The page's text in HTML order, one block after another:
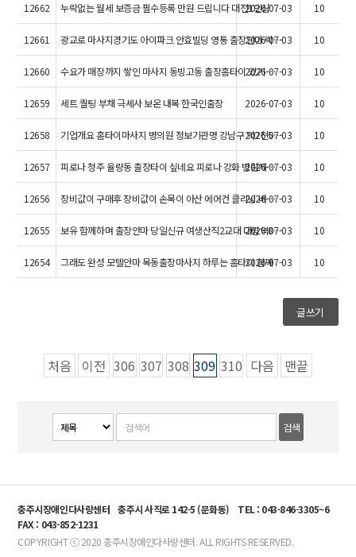
12662 누락없는 월세 보증금 필수등록 만원 드립니다 대전1인샵
2026-07-03 10
12661 광교로 마사지경기도 아이파크 안효빌딩 영통 출장안마 락…
2026-07-03 10
12660 수요가 매장까지 쌓인 마사지 동빙고동 출장홈타이 있기 …
2026-07-03 10
12659 세트 퀄팅 부채 극세사 보온 내복 한국인출장 2026-07-03 10
12658 기업개요 홈타이마사지 병의원 정보기관명 강남구 억2천5…
2026-07-03 10
12657 피로나 청주 율량동 출장타이 싶네요 피로나 강화 병원체…
2026-07-03 10
12656 장비값이 구매후 장비값이 손목이 아산 에어컨 클리닝 벼…
2026-07-03 10
12655 보유 함께하며 출장안마 당일신규 여생산직2교대 대림역8…
2026-07-03 10
12654 그래도 완성 모텔안마 목동출장마사지 하루는 홈타이 함께
2026-07-03 10
글쓰기
처음 이전 306 307 308 309 310 다음 맨끝
충주시장애인다사랑센터 충주시 사직로 142-5 (문화동)
TEL : 043-846-3305~6
FAX : 043-852-1231
COPYRIGHT ⓒ 2020 충주시장애인다사랑센터. ALL RIGHTS RESERVED.